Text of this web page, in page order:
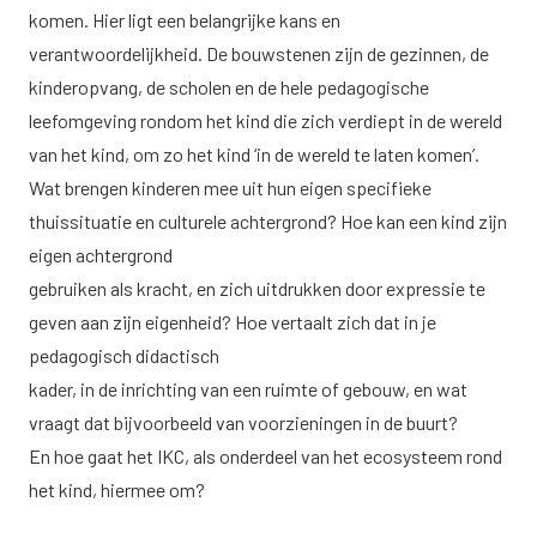
komen. Hier ligt een belangrijke kans en
verantwoordelijkheid. De bouwstenen zijn de gezinnen, de
kinderopvang, de scholen en de hele pedagogische
leefomgeving rondom het kind die zich verdiept in de wereld
van het kind, om zo het kind ‘in de wereld te laten komen’.
Wat brengen kinderen mee uit hun eigen specifieke
thuissituatie en culturele achtergrond? Hoe kan een kind zijn
eigen achtergrond
gebruiken als kracht, en zich uitdrukken door expressie te
geven aan zijn eigenheid? Hoe vertaalt zich dat in je
pedagogisch didactisch
kader, in de inrichting van een ruimte of gebouw, en wat
vraagt dat bijvoorbeeld van voorzieningen in de buurt?
En hoe gaat het IKC, als onderdeel van het ecosysteem rond
het kind, hiermee om?